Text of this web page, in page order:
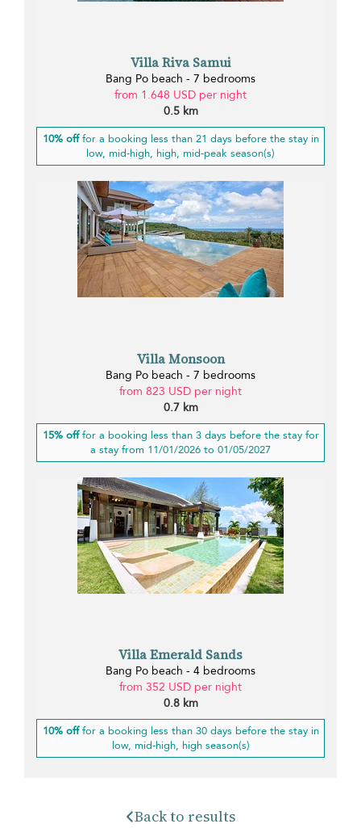
Villa Riva Samui
Bang Po beach - 7 bedrooms
from 1.648 USD per night
0.5 km
10% offfor a booking less than 21 days before the stay in
low, mid-high, high, mid-peak season(s)
Villa Monsoon
Bang Po beach - 7 bedrooms
from 823 USD per night
0.7 km
15% offfor a booking less than 3 days before the stay for
a stay from 11/01/2026 to 01/05/2027
Villa Emerald Sands
Bang Po beach - 4 bedrooms
from 352 USD per night
0.8 km
10% offfor a booking less than 30 days before the stay in
low, mid-high, high season(s)
Back to results